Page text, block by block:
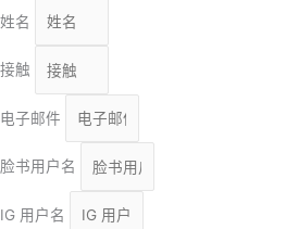
姓名
接触
电子邮件
脸书用户名
IG 用户名